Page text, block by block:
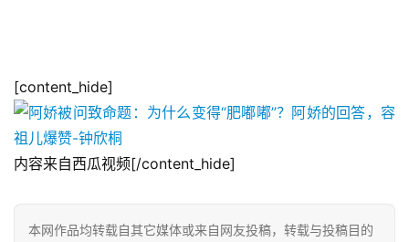
[content_hide]
内容来自西瓜视频[/content_hide]
本网作品均转载自其它媒体或来自网友投稿，转载与投稿目的